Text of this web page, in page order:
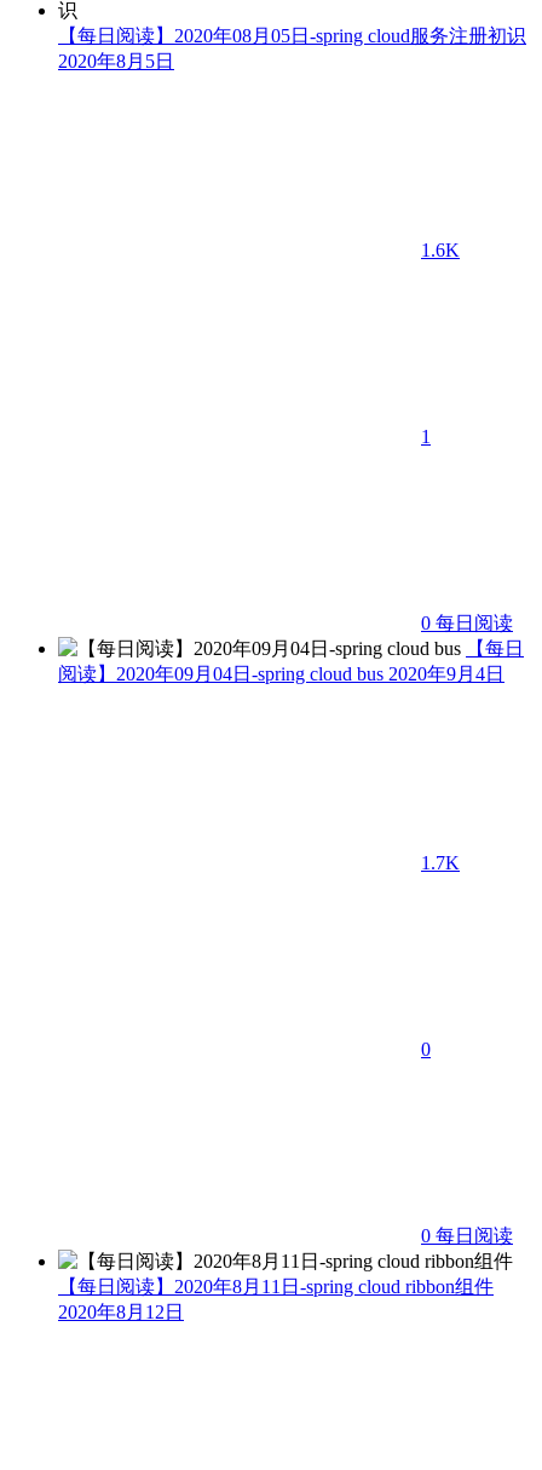
【每日阅读】2020年08月05日-spring cloud服务注册初识
2020年8月5日
1.6K
1
0 每日阅读
【每日
阅读】2020年09月04日-spring cloud bus 2020年9月4日
1.7K
0
0 每日阅读
【每日阅读】2020年8月11日-spring cloud ribbon组件
2020年8月12日